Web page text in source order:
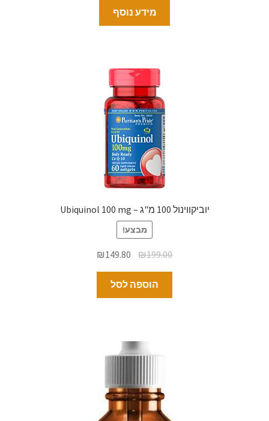
מידע נוסף
יוביקווינול 100 מ"ג – Ubiquinol 100 mg
מבצע!
₪199.00
₪149.80
הוספה לסל